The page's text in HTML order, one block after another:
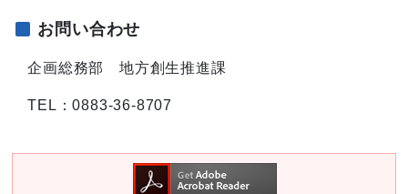
お問い合わせ
企画総務部 地方創生推進課
TEL：0883-36-8707